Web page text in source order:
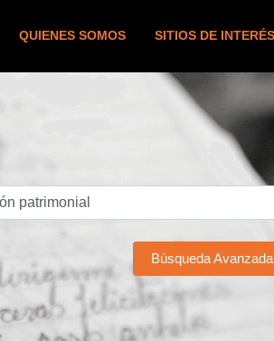
QUIENES SOMOS SITIOS DE INTERÉS
Búsqueda